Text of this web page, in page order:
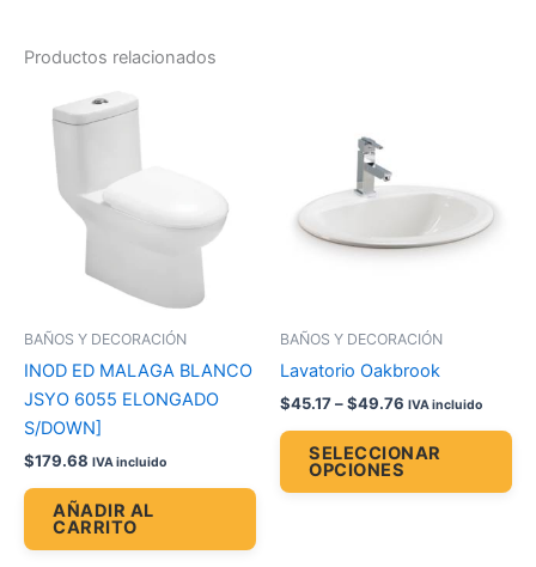
Productos relacionados
BAÑOS Y DECORACIÓN
INOD ED MALAGA BLANCO
JSYO 6055 ELONGADO
S/DOWN]
$179.68 IVA incluido
AÑADIR AL
CARRITO
BAÑOS Y DECORACIÓN
Lavatorio Oakbrook
$45.17–$49.76 IVA incluido
SELECCIONAR
OPCIONES